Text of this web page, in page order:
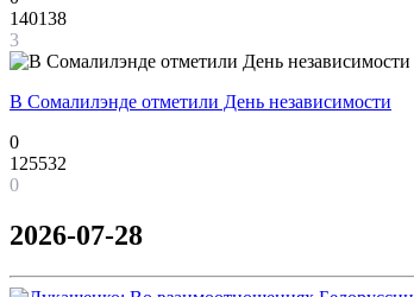
140138
3
В Сомалилэнде отметили День независимости
0
125532
0
2026-07-28